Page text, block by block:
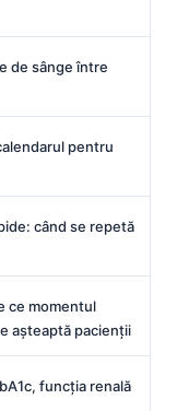
de sânge între
pentru
când se repetă
ce momentul
așteaptă pacienții
funcția renală